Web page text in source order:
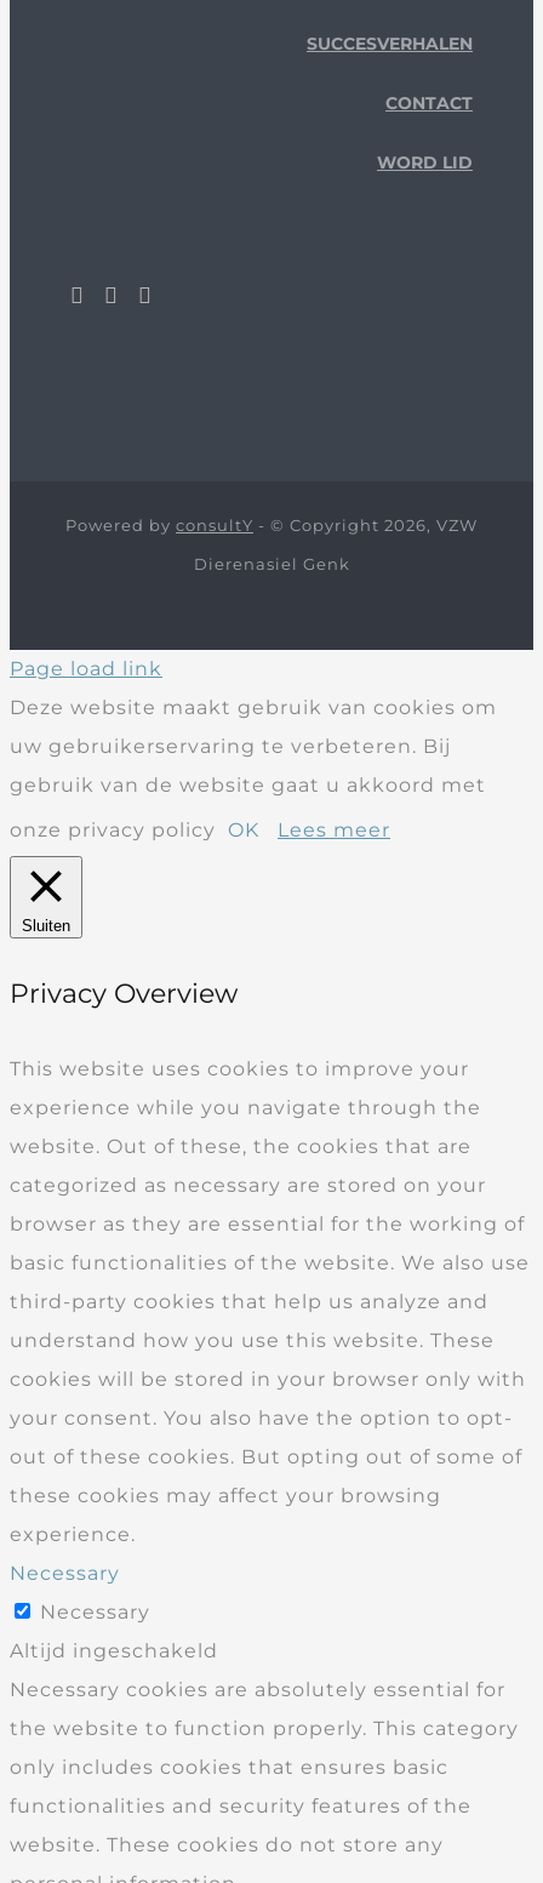
SUCCESVERHALEN
CONTACT
WORD LID
Powered by consultY - © Copyright 2026, VZW
Dierenasiel Genk
Page load link
Deze website maakt gebruik van cookies om
uw gebruikerservaring te verbeteren. Bij
gebruik van de website gaat u akkoord met
onze privacy policy
OK Lees meer
Sluiten
Privacy Overview
This website uses cookies to improve your
experience while you navigate through the
website. Out of these, the cookies that are
categorized as necessary are stored on your
browser as they are essential for the working of
basic functionalities of the website. We also use
third-party cookies that help us analyze and
understand how you use this website. These
cookies will be stored in your browser only with
your consent. You also have the option to opt-
out of these cookies. But opting out of some of
these cookies may affect your browsing
experience.
Necessary
Necessary
Altijd ingeschakeld
Necessary cookies are absolutely essential for
the website to function properly. This category
only includes cookies that ensures basic
functionalities and security features of the
website. These cookies do not store any